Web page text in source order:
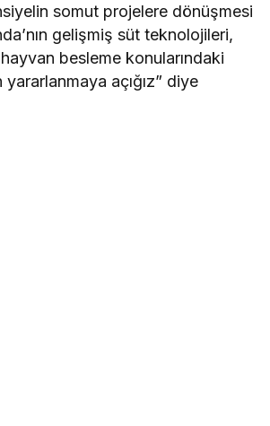
somut projelere dönüşmesi
gelişmiş süt teknolojileri,
besleme konularındaki
açığız” diye